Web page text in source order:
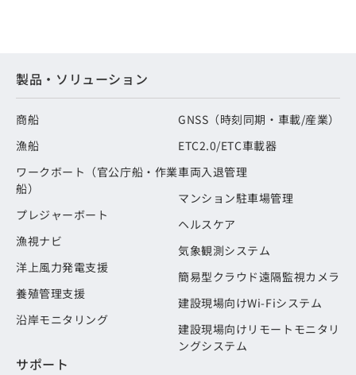
製品・ソリューション
商船
漁船
ワークボート（官公庁船・作業
船）
プレジャーボート
漁視ナビ
洋上風力発電支援
養殖管理支援
沿岸モニタリング
GNSS（時刻同期・車載/産業）
ETC2.0/ETC車載器
車両入退管理
マンション駐車場管理
ヘルスケア
気象観測システム
簡易型クラウド遠隔監視カメラ
建設現場向けWi-Fiシステム
建設現場向けリモートモニタリ
ングシステム
サポート